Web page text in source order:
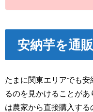
安納芋を通
たまに関東エリアでも
るのを見かけることが
は農家から直接購入する